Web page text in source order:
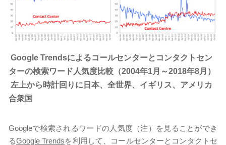
Google Trendsによるコールセンターとコンタクトセン
ターの検索ワード人気度比較（2004年1月～2018年8月）
左上から時計回りに日本、全世界、イギリス、アメリカ
合衆国
Googleで検索されるワードの人気度（注）を見ることができ
るGoogle Trendsを利用して、コールセンターとコンタクトセ